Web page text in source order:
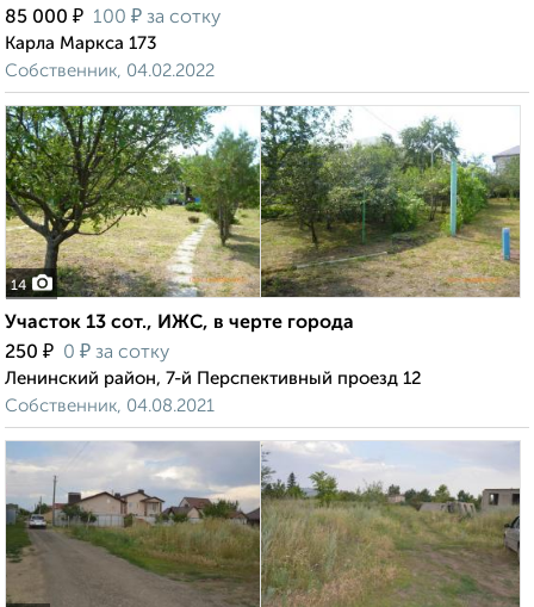
85 000 ₽ 100 ₽ за сотку
Карла Маркса 173
Собственник, 04.02.2022
14
Участок 13 сот., ИЖС, в черте города
250 ₽ 0 ₽ за сотку
Ленинский район, 7-й Перспективный проезд 12
Собственник, 04.08.2021